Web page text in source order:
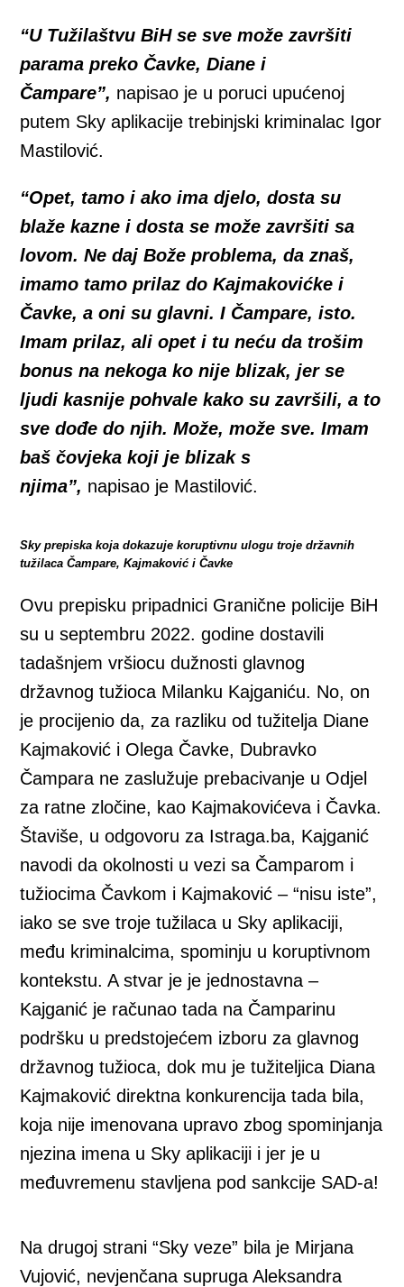
“U Tužilaštvu BiH se sve može završiti
parama preko Čavke, Diane i
Čampare”, napisao je u poruci upućenoj
putem Sky aplikacije trebinjski kriminalac Igor
Mastilović.
“Opet, tamo i ako ima djelo, dosta su
blaže kazne i dosta se može završiti sa
lovom. Ne daj Bože problema, da znaš,
imamo tamo prilaz do Kajmakovićke i
Čavke, a oni su glavni. I Čampare, isto.
Imam prilaz, ali opet i tu neću da trošim
bonus na nekoga ko nije blizak, jer se
ljudi kasnije pohvale kako su završili, a to
sve dođe do njih. Može, može sve. Imam
baš čovjeka koji je blizak s
njima”, napisao je Mastilović.
Sky prepiska koja dokazuje koruptivnu ulogu troje državnih
tužilaca Čampare, Kajmaković i Čavke
Ovu prepisku pripadnici Granične policije BiH
su u septembru 2022. godine dostavili
tadašnjem vršiocu dužnosti glavnog
državnog tužioca Milanku Kajganiću. No, on
je procijenio da, za razliku od tužitelja Diane
Kajmaković i Olega Čavke, Dubravko
Čampara ne zaslužuje prebacivanje u Odjel
za ratne zločine, kao Kajmakovićeva i Čavka.
Štaviše, u odgovoru za Istraga.ba, Kajganić
navodi da okolnosti u vezi sa Čamparom i
tužiocima Čavkom i Kajmaković – “nisu iste”,
iako se sve troje tužilaca u Sky aplikaciji,
među kriminalcima, spominju u koruptivnom
kontekstu. A stvar je je jednostavna –
Kajganić je računao tada na Čamparinu
podršku u predstojećem izboru za glavnog
državnog tužioca, dok mu je tužiteljica Diana
Kajmaković direktna konkurencija tada bila,
koja nije imenovana upravo zbog spominjanja
njezina imena u Sky aplikaciji i jer je u
međuvremenu stavljena pod sankcije SAD-a!
Na drugoj strani “Sky veze” bila je Mirjana
Vujović, nevjenčana supruga Aleksandra